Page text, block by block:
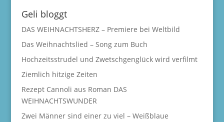
Geli bloggt
DAS WEIHNACHTSHERZ – Premiere bei Weltbild
Das Weihnachtslied – Song zum Buch
Hochzeitsstrudel und Zwetschgenglück wird verfilmt
Ziemlich hitzige Zeiten
Rezept Cannoli aus Roman DAS
WEIHNACHTSWUNDER
Zwei Männer sind einer zu viel – Weißblaue